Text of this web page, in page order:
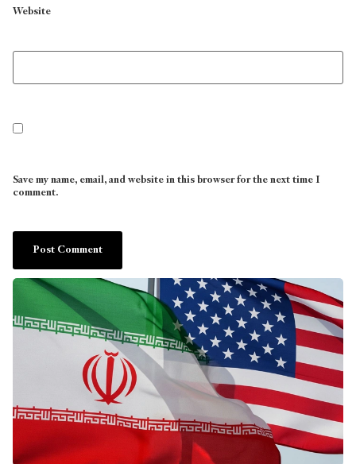
Website
Save my name, email, and website in this browser for the next time I
comment.